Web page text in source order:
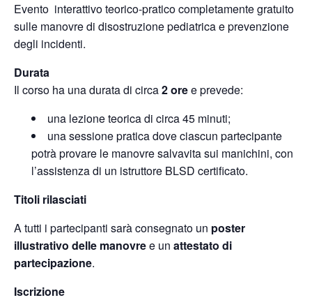
Evento interattivo teorico-pratico completamente gratuito
sulle manovre di disostruzione pediatrica e prevenzione
degli incidenti.
Durata
Il corso ha una durata di circa2 oree prevede:
una lezione teorica di circa 45 minuti;
una sessione pratica dove ciascun partecipante
potrà provare le manovre salvavita sui manichini, con
l’assistenza di un istruttore BLSD certificato.
Titoli rilasciati
A tutti i partecipanti sarà consegnato un poster
illustrativo delle manovree un attestato di
partecipazione.
Iscrizione